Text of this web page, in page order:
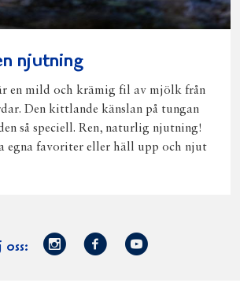
njutning
en mild och krämig fil av mjölk från
Den kittlande känslan på tungan
så speciell. Ren, naturlig njutning!
egna favoriter eller häll upp och njut
oss:
Norrmejerier
Facebook
Youtube